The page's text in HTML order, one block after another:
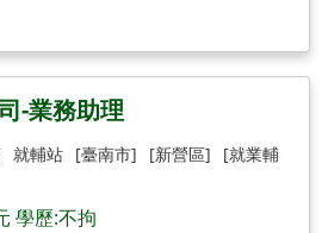
-業務助理
就輔站 [臺南市] [新營區]
[就業輔
學歷:不拘